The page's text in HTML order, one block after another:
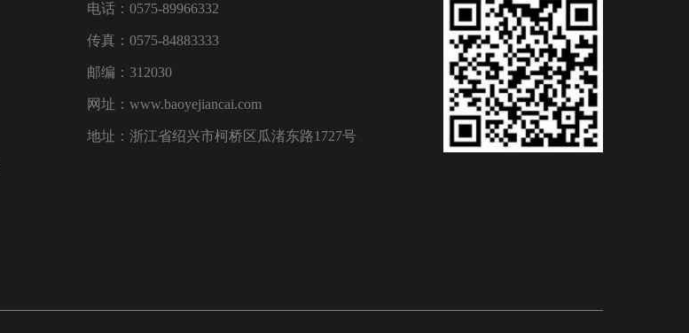
电话：0575-89966332
传真：0575-84883333
邮编：312030
网址：www.baoyejiancai.com
地址：浙江省绍兴市柯桥区瓜渚东路1727号